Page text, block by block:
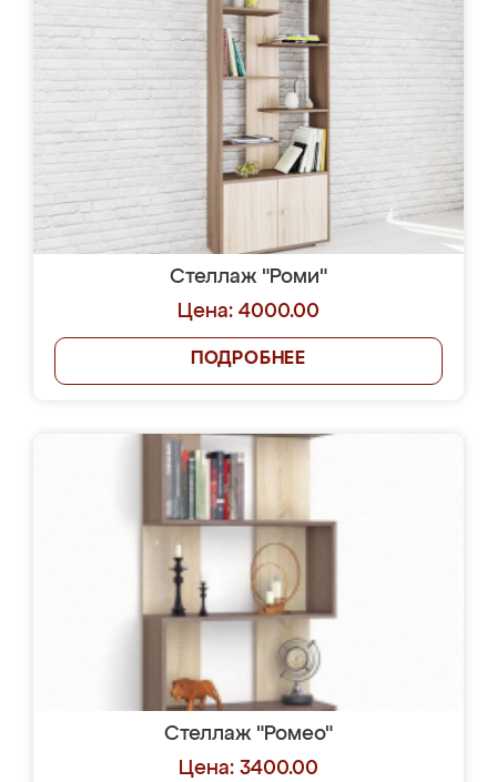
Стеллаж "Роми"
Цена: 4000.00
ПОДРОБНЕЕ
Стеллаж "Ромео"
Цена: 3400.00